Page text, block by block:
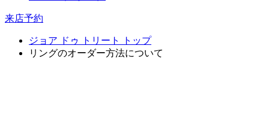
来店予約
ジョア ドゥ トリート トップ
リングのオーダー方法について